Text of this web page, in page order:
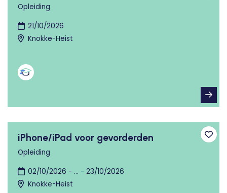
Opleiding
21/10/2026
Knokke-Heist
iPhone/iPad voor gevorderden
Opleiding
02/10/2026 - ... - 23/10/2026
Knokke-Heist